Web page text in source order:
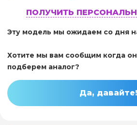
ПОЛУЧИТЬ
Эту модель мы ожидаем со дня
Хотите мы вам сообщим когда
подберем аналог?
Да, давайте!